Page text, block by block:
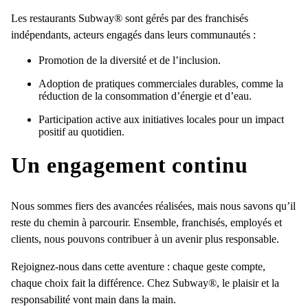
Les restaurants Subway® sont gérés par des franchisés
indépendants, acteurs engagés dans leurs communautés :
Promotion de la diversité et de l’inclusion.
Adoption de pratiques commerciales durables, comme la
réduction de la consommation d’énergie et d’eau.
Participation active aux initiatives locales pour un impact
positif au quotidien.
Un engagement continu
Nous sommes fiers des avancées réalisées, mais nous savons qu’il
reste du chemin à parcourir. Ensemble, franchisés, employés et
clients, nous pouvons contribuer à un avenir plus responsable.
Rejoignez-nous dans cette aventure : chaque geste compte,
chaque choix fait la différence. Chez Subway®, le plaisir et la
responsabilité vont main dans la main.